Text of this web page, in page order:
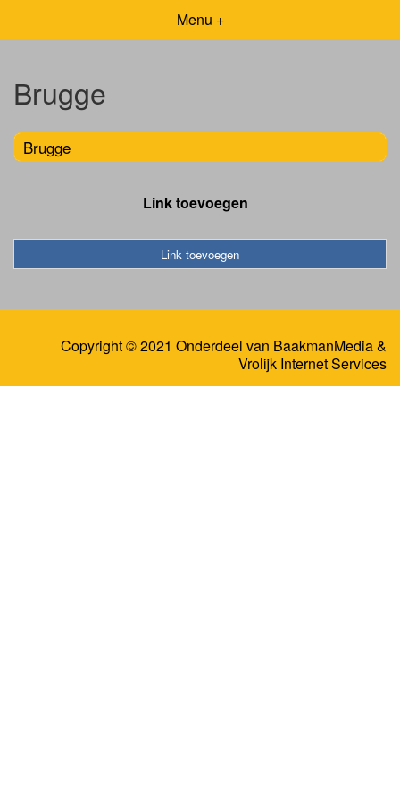
Menu +
Brugge
Brugge
Link toevoegen
Link toevoegen
Copyright © 2021 Onderdeel van BaakmanMedia&
Vrolijk Internet Services